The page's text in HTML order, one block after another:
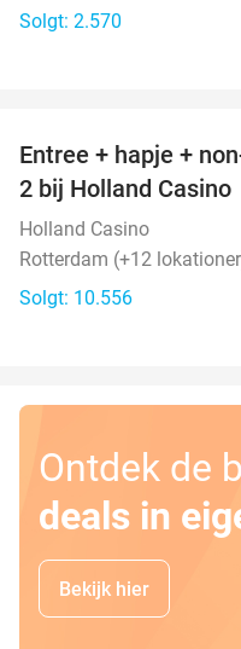
Solgt: 2.570
Entree + hapje +
2 bij Holland Casino
Holland Casino
Rotterdam (+12
Solgt: 10.556
Ontdek de
deals in
Bekijk hier